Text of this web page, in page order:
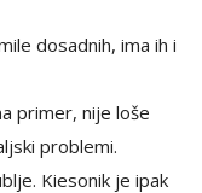
dosadnih, ima ih i
primer, nije loše
problemi.
Kiesonik je ipak